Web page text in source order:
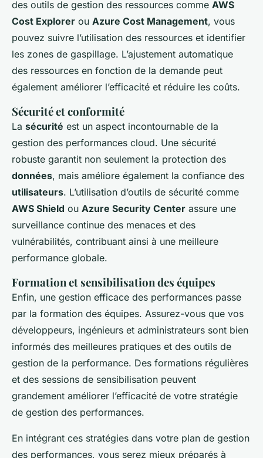
des outils de gestion des ressources comme AWS
Cost Explorer ou Azure Cost Management, vous
pouvez suivre l’utilisation des ressources et identifier
les zones de gaspillage. L’ajustement automatique
des ressources en fonction de la demande peut
également améliorer l’efficacité et réduire les coûts.
Sécurité et conformité
La sécurité est un aspect incontournable de la
gestion des performances cloud. Une sécurité
robuste garantit non seulement la protection des
données, mais améliore également la confiance des
utilisateurs. L’utilisation d’outils de sécurité comme
AWS Shield ou Azure Security Center assure une
surveillance continue des menaces et des
vulnérabilités, contribuant ainsi à une meilleure
performance globale.
Formation et sensibilisation des équipes
Enfin, une gestion efficace des performances passe
par la formation des équipes. Assurez-vous que vos
développeurs, ingénieurs et administrateurs sont bien
informés des meilleures pratiques et des outils de
gestion de la performance. Des formations régulières
et des sessions de sensibilisation peuvent
grandement améliorer l’efficacité de votre stratégie
de gestion des performances.
En intégrant ces stratégies dans votre plan de gestion
des performances, vous serez mieux préparés à